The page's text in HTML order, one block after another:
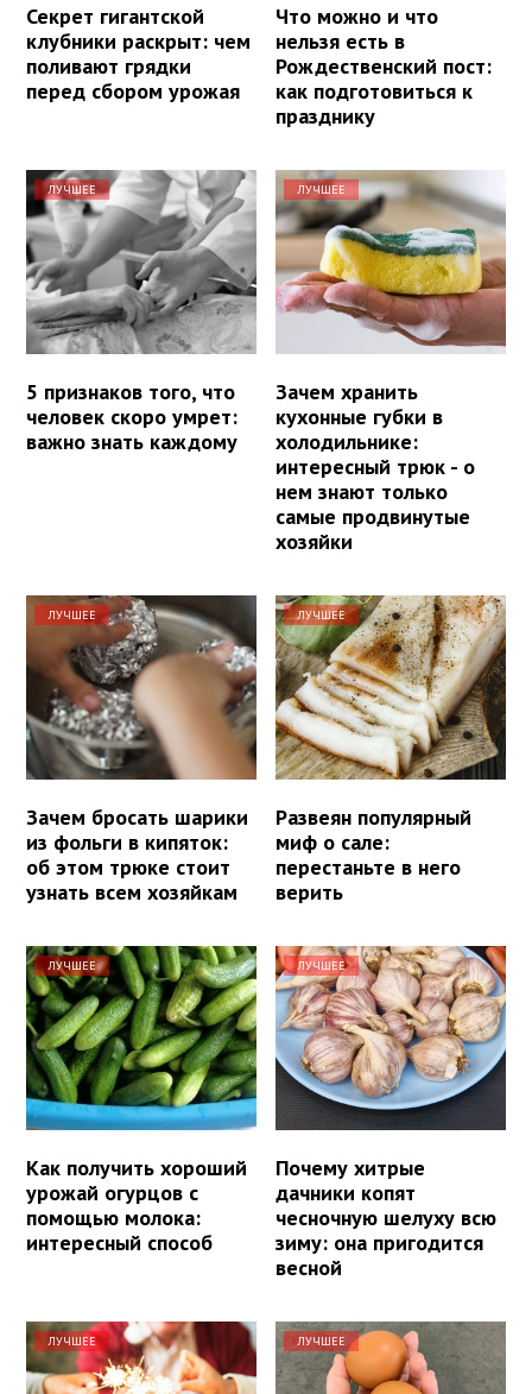
Секрет гигантской
клубники раскрыт: чем
поливают грядки
перед сбором урожая
Что можно и что
нельзя есть в
Рождественский пост:
как подготовиться к
празднику
ЛУЧШЕЕ
5 признаков того, что
человек скоро умрет:
важно знать каждому
ЛУЧШЕЕ
Зачем хранить
кухонные губки в
холодильнике:
интересный трюк - о
нем знают только
самые продвинутые
хозяйки
ЛУЧШЕЕ
Зачем бросать шарики
из фольги в кипяток:
об этом трюке стоит
узнать всем хозяйкам
ЛУЧШЕЕ
Развеян популярный
миф о сале:
перестаньте в него
верить
ЛУЧШЕЕ
Как получить хороший
урожай огурцов с
помощью молока:
интересный способ
ЛУЧШЕЕ
Почему хитрые
дачники копят
чесночную шелуху всю
зиму: она пригодится
весной
ЛУЧШЕЕ ЛУЧШЕЕ